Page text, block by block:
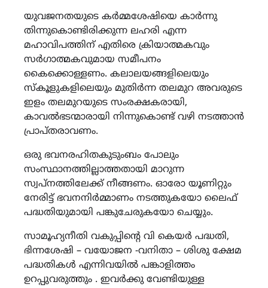
യുവജനതയുടെ കർമ്മശേഷിയെ കാർന്നു
തിന്നുകൊണ്ടിരിക്കുന്ന ലഹരി എന്ന
മഹാവിപത്തിന് എതിരെ ക്രിയാത്മകവും
സർഗാത്മകവുമായ സമീപനം
കൈക്കൊള്ളണം. കലാലയങ്ങളിലെയും
സ്കൂളുകളിലെയും മുതിർന്ന തലമുറ അവരുടെ
ഇളം തലമുറയുടെ സംരക്ഷകരായി,
കാവൽഭടന്മാരായി നിന്നുകൊണ്ട് വഴി നടത്താൻ
പ്രാപ്തരാവണം.
ഒരു ഭവനരഹിതകുടുംബം പോലും
സംസ്ഥാനത്തില്ലാത്തതായി മാറുന്ന
സ്വപ്നത്തിലേക്ക് നീങ്ങണം. ഓരോ യൂണിറ്റും
നേരിട്ട് ഭവനനിർമ്മാണം നടത്തുകയോ ലൈഫ്
പദ്ധതിയുമായി പങ്കുചേരുകയോ ചെയ്യും.
സാമൂഹ്യനീതി വകുപ്പിന്റെ വി കെയർ പദ്ധതി,
ഭിന്നശേഷി – വയോജന -വനിതാ – ശിശു ക്ഷേമ
പദ്ധതികൾ എന്നിവയിൽ പങ്കാളിത്തം
ഉറപ്പുവരുത്തും . ഇവർക്കു വേണ്ടിയുള്ള